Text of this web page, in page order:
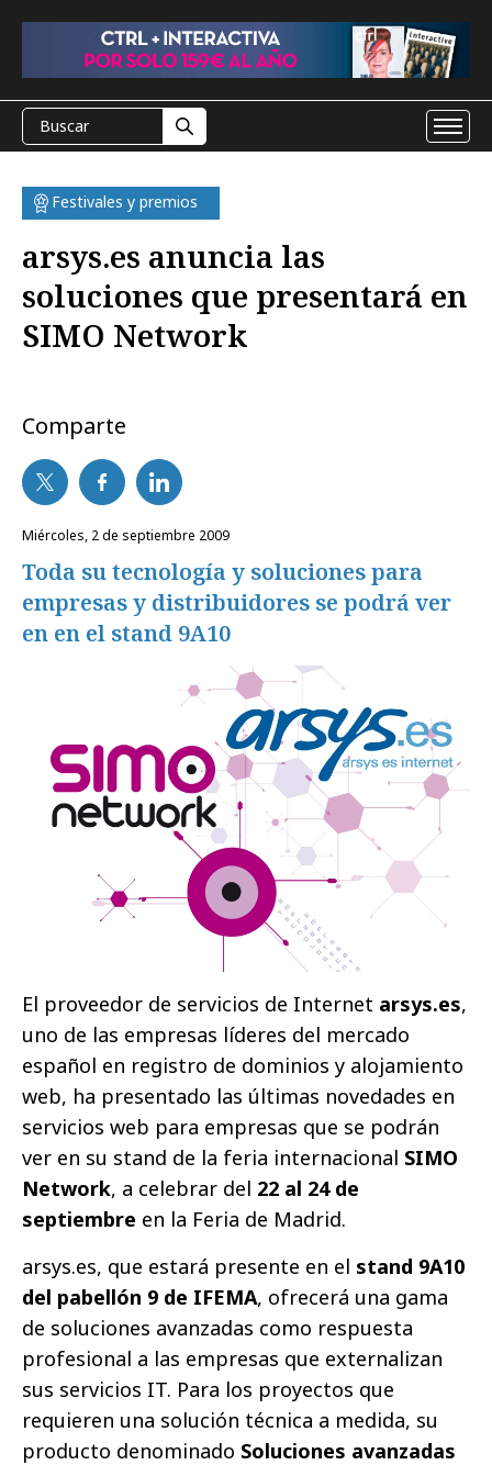
Festivales y premios
arsys.es anuncia las
soluciones que presentará en
SIMO Network
Comparte
miércoles, 2 de septiembre 2009
Toda su tecnología y soluciones para
empresas y distribuidores se podrá ver
en en el stand 9A10
El proveedor de servicios de Internet arsys.es,
uno de las empresas líderes del mercado
español en registro de dominios y alojamiento
web, ha presentado las últimas novedades en
servicios web para empresas que se podrán
ver en su stand de la feria internacional SIMO
Network, a celebrar del 22 al 24 de
septiembre en la Feria de Madrid.
arsys.es, que estará presente en el stand 9A10
del pabellón 9 de IFEMA, ofrecerá una gama
de soluciones avanzadas como respuesta
profesional a las empresas que externalizan
sus servicios IT. Para los proyectos que
requieren una solución técnica a medida, su
producto denominado Soluciones avanzadas